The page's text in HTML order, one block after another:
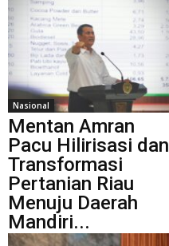
Nasional
Mentan Amran
Pacu Hilirisasi dan
Transformasi
Pertanian Riau
Menuju Daerah
Mandiri...